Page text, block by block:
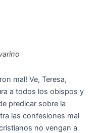
mal! Ve, Teresa,
a todos los obispos y
predicar sobre la
las confesiones mal
no vengan a